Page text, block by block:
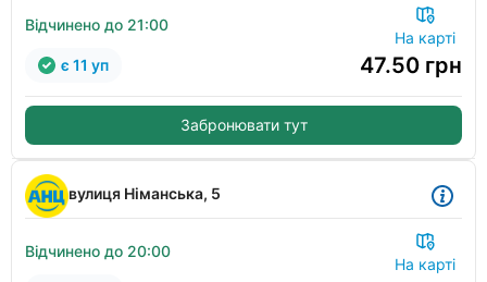
Відчинено до 21:00
На карті
47.50 грн
є 11 уп
Забронювати тут
вулиця Німанська, 5
Відчинено до 20:00
На карті